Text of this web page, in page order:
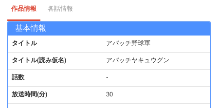
作品情報 各話情報
基本情報
タイトル アパッチ野球軍
タイトル(読み仮名) アパッチヤキュウグン
話数 -
放送時間(分) 30